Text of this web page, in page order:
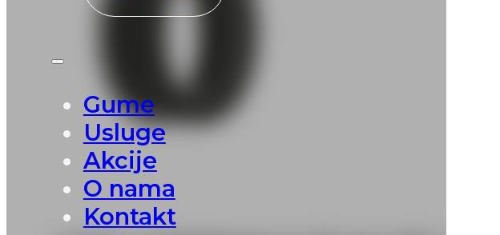
Gume
Usluge
Akcije
O nama
Kontakt